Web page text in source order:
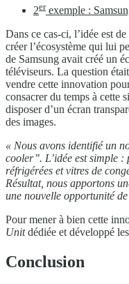
2erexemple :
Dans ce cas-ci, l’idée est
créer l’écosystème qui lui
de Samsung avait créé un
téléviseurs. La question
vendre cette innovation
consacrer du temps à cette
disposer d’un écran
des images.
« Nous avons identifié un
cooler’’. L’idée est simple
réfrigérées et vitres de
Résultat, nous apportons
une nouvelle opportunité
Pour mener à bien cette
Unitdédiée et développé
Conclusion